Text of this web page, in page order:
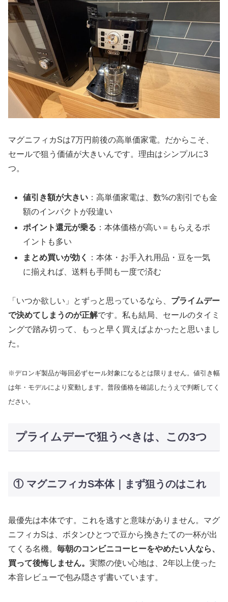
マグニフィカSは7万円前後の高単価家電。だからこそ、
セールで狙う価値が大きいんです。理由はシンプルに3
つ。
値引き額が大きい ：高単価家電は、数%の割引でも金
額のインパクトが段違い
ポイント還元が乗る ：本体価格が高い＝もらえるポ
イントも多い
まとめ買いが効く
：本体・お手入れ用品・豆を一気
に揃えれば、送料も手間も一度で済む
「いつか欲しい」とずっと思っているなら、 プライムデー
で決めてしまうのが正解です。私も結局、セールのタイミ
ングで踏み切って、もっと早く買えばよかったと思いまし
た。
※デロンギ製品が毎回必ずセール対象になるとは限りません。値引き幅
は年・モデルにより変動します。普段価格を確認したうえで判断してく
ださい。
プライムデーで狙うべきは、この3つ
① マグニフィカS本体｜まず狙うのはこれ
最優先は本体です。これを逃すと意味がありません。マグ
ニフィカSは、ボタンひとつで豆から挽きたての一杯が出
てくる名機。 毎朝のコンビニコーヒーをやめたい人なら、
買って後悔しません。 実際の使い心地は、2年以上使った
本音レビューで包み隠さず書いています。